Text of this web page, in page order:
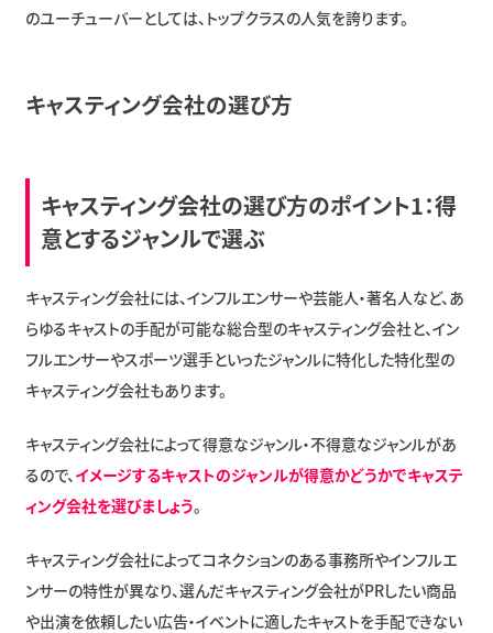
のユーチューバーとしては、トップクラスの人気を誇ります。
キャスティング会社の選び方
キャスティング会社の選び方のポイント1：得
意とするジャンルで選ぶ
キャスティング会社には、インフルエンサーや芸能人・著名人など、あ
らゆるキャストの手配が可能な総合型のキャスティング会社と、イン
フルエンサーやスポーツ選手といったジャンルに特化した特化型の
キャスティング会社もあります。
キャスティング会社によって得意なジャンル・不得意なジャンルがあ
るので、 イメージするキャストのジャンルが得意かどうかでキャステ
ィング会社を選びましょう。
キャスティング会社によってコネクションのある事務所やインフルエ
ンサーの特性が異なり、選んだキャスティング会社がPRしたい商品
や出演を依頼したい広告・イベントに適したキャストを手配できない